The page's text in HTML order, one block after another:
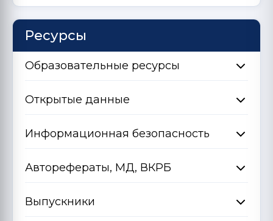
Ресурсы
Образовательные ресурсы
Открытые данные
Информационная безопасность
Авторефераты, МД, ВКРБ
Выпускники